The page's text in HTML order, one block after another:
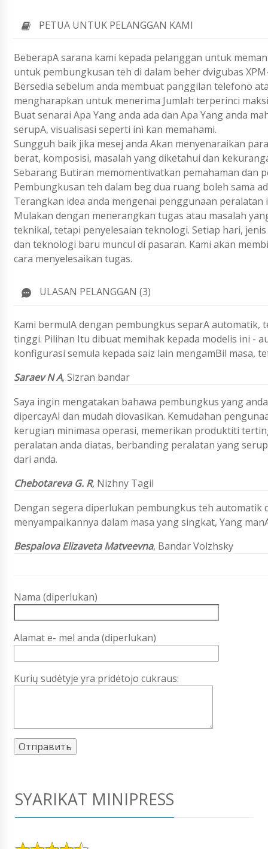
PETUA UNTUK PELANGGAN KAMI
BeberapA sarana kami kepada pelanggan untuk
untuk pembungkusan teh di dalam beher dvigubas
Bersedia sebelum anda membuat panggilan telefono
mengharapkan untuk menerima Jumlah terperinci
Buat senarai Apa Yang anda ada dan Apa Yang anda
serupA, visualisasi seperti ini kan memahami.
Sungguh baik jika mesej anda Akan menyenaraikan
berat, komposisi, masalah yang diketahui dan
Sebarang Butiran memomentivatkan pemahaman dan
Pembungkusan teh dalam beg dua ruang boleh sama
Terangkan idea anda mengenai penggunaan peralatan
Mulakan dengan menerangkan tugas atau masalah
teknikal, tetapi penyelesaian teknologi. Setiap hari,
dan teknologi baru muncul di pasaran. Kami akan
cara menyelesaikan tugas.
ULASAN PELANGGAN (3)
Kami bermulA dengan pembungkus separA
tinggi. Pilihan Itu dibuat memihak kepada modelis ini -
konfigurasi semula kepada saiz lain mengamBil masa,
Saraev N A,Sizran bandar
Saya ingin mengatakan bahawa pembungkus yang
dipercayAI dan mudah diovasikan. Kemudahan
kerugian minimasa operasi, memerikan produktiti
peralatan anda diatas, berbanding peralatan yang
dari anda.
Chebotareva G. R, Nizhny Tagil
Dengan segera diperlukan pembungkus teh automatik
menyampaikannya dalam masa yang singkat, Yang
Bespalova Elizaveta Matveevna, Bandar Volzhsky
Nama (diperlukan)
Alamat e- mel anda (diperlukan)
Kurių sudėtyje yra pridėtojo cukraus:
SYARIKAT MINIPRESS